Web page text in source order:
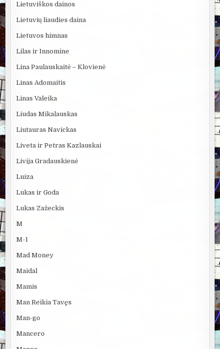
Lietuviškos dainos
Lietuvių liaudies daina
Lietuvos himnas
Lilas ir Innomine
Lina Paulauskaitė – Klovienė
Linas Adomaitis
Linas Valeika
Liudas Mikalauskas
Liutauras Navickas
Liveta ir Petras Kazlauskai
Livija Gradauskienė
Luiza
Lukas ir Goda
Lukas Zažeckis
M
M-1
Mad Money
Maidal
Mamis
Man Reikia Tavęs
Man-go
Mancero